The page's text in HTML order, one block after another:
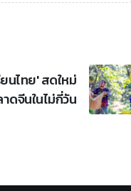
นไทย' สดใหม่
ดจีนในไม่กี่วัน